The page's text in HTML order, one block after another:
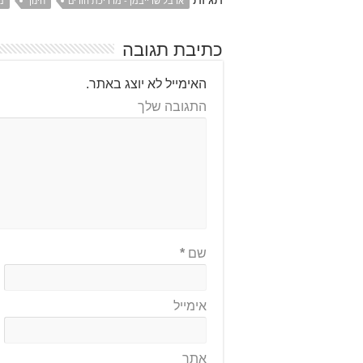
כתיבת תגובה
האימייל לא יוצג באתר.
התגובה שלך
שם*
אימייל
אתר